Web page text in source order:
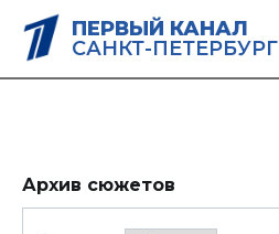
ПЕРВЫЙ КАНАЛ
САНКТ-ПЕТЕРБУРГ
Архив сюжетов